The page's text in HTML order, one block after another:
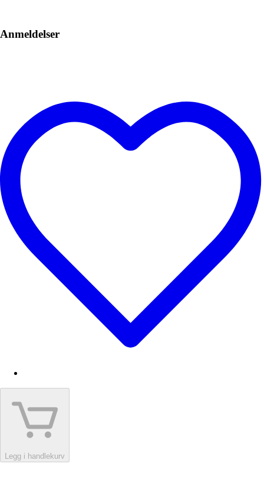
Anmeldelser
Legg i handlekurv